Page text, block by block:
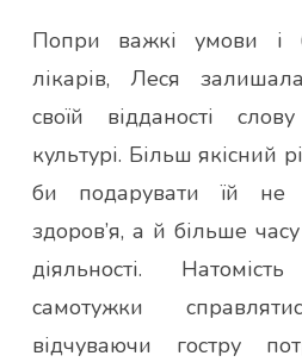
Попри важкі умови і
лікарів, Леся
своїй відданості
культурі. Більш якісний
би подарувати їй
здоров’я, а й більше
діяльності.
самотужки
відчуваючи гостру